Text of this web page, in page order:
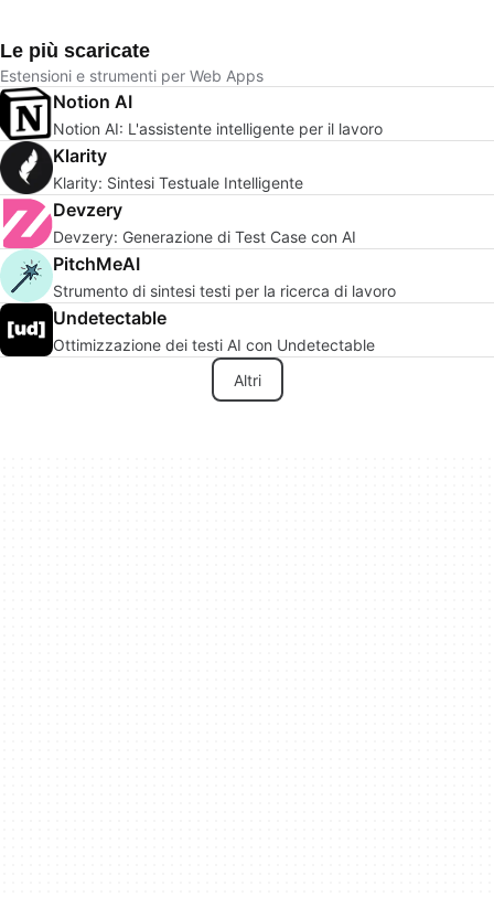
Le più scaricate
Estensioni e strumenti per Web Apps
Notion AI
Notion AI: L'assistente intelligente per il lavoro
Klarity
Klarity: Sintesi Testuale Intelligente
Devzery
Devzery: Generazione di Test Case con AI
PitchMeAI
Strumento di sintesi testi per la ricerca di lavoro
Undetectable
Ottimizzazione dei testi AI con Undetectable
Altri